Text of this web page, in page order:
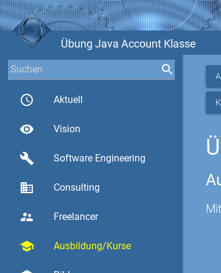
Übung Java Account Klasse
access_time Aktuell
visibility Vision
build Software Engineering
business Consulting
supervisor_account Freelancer
school Ausbildung/Kurse